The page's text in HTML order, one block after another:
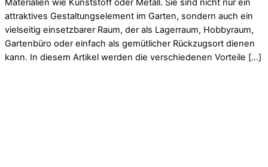
Materialien wie Kunststoff oder Metall. Sie sind nicht nur ein
attraktives Gestaltungselement im Garten, sondern auch ein
vielseitig einsetzbarer Raum, der als Lagerraum, Hobbyraum,
Gartenbüro oder einfach als gemütlicher Rückzugsort dienen
kann. In diesem Artikel werden die verschiedenen Vorteile […]